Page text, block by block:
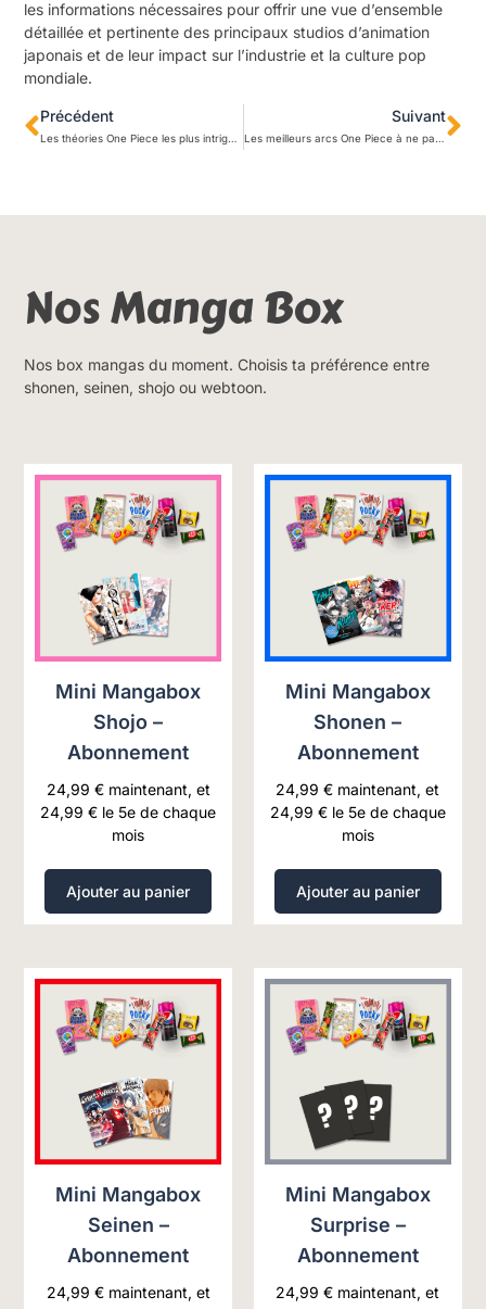
les informations nécessaires pour offrir une vue d’ensemble
détaillée et pertinente des principaux studios d’animation
japonais et de leur impact sur l’industrie et la culture pop
mondiale.
Précédent
Les théories One Piece les plus intrigantes : analyse et décryptage;
Suivant
Les meilleurs arcs One Piece à ne pas manquer : notre sélection incontournable
Nos Manga Box
Nos box mangas du moment. Choisis ta préférence entre
shonen, seinen, shojo ou webtoon.
Mini Mangabox
Shojo –
Abonnement
24,99 € maintenant, et
24,99€ le 5e de chaque
mois
Ajouter au panier
Mini Mangabox
Shonen –
Abonnement
24,99€ maintenant, et
24,99 € le 5e de chaque
mois
Ajouter au panier
Mini Mangabox
Seinen –
Abonnement
24,99 € maintenant, et
Mini Mangabox
Surprise –
Abonnement
24,99€ maintenant, et